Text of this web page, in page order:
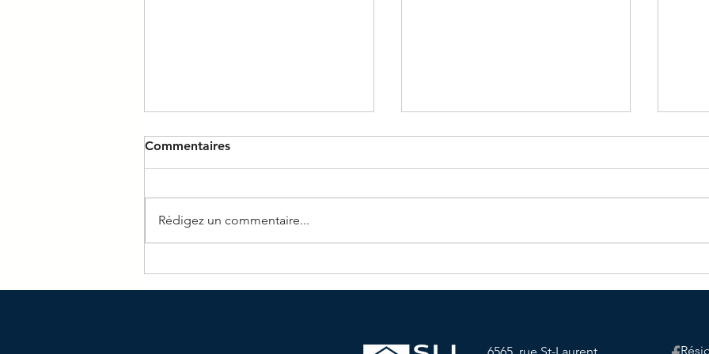
Journal du mois d'Avril
Menu du mois d'Avril
Commentaires
Rédigez un commentaire...